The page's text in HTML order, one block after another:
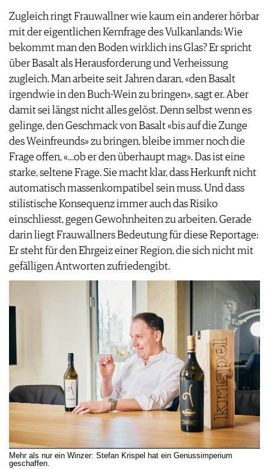
Zugleich ringt Frauwallner wie kaum ein anderer hörbar
mit der eigentlichen Kernfrage des Vulkanlands: Wie
bekommt man den Boden wirklich ins Glas? Er spricht
über Basalt als Herausforderung und Verheissung
zugleich. Man arbeite seit Jahren daran, «den Basalt
irgendwie in den Buch-Wein zu bringen», sagt er. Aber
damit sei längst nicht alles gelöst. Denn selbst wenn es
gelinge, den Geschmack von Basalt «bis auf die Zunge
des Weinfreunds» zu bringen, bleibe immer noch die
Frage offen, «…ob er den überhaupt mag». Das ist eine
starke, seltene Frage. Sie macht klar, dass Herkunft nicht
automatisch massenkompatibel sein muss. Und dass
stilistische Konsequenz immer auch das Risiko
einschliesst, gegen Gewohnheiten zu arbeiten. Gerade
darin liegt Frauwallners Bedeutung für diese Reportage:
Er steht für den Ehrgeiz einer Region, die sich nicht mit
gefälligen Antworten zufriedengibt.
Mehr als nur ein Winzer: Stefan Krispel hat ein Genussimperium
geschaffen.